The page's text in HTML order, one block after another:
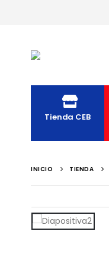
Tienda CEB
INICIO TIENDA